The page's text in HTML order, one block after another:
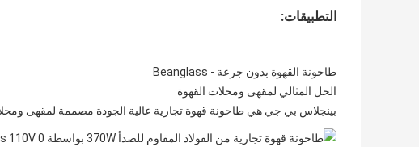
التطبيقات:
طاحونة القهوة بدون جرعة - Beanglass
الحل المثالي لمقهى ومحلات القهوة
بينجلاس بي جي هي طاحونة قهوة تجارية عالية الجودة مصممة لمقهى ومحلات